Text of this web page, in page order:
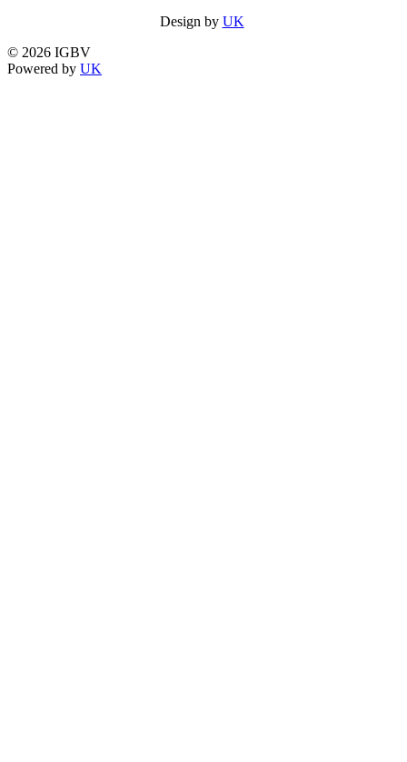
Design by UK
© 2026 IGBV
Powered by UK